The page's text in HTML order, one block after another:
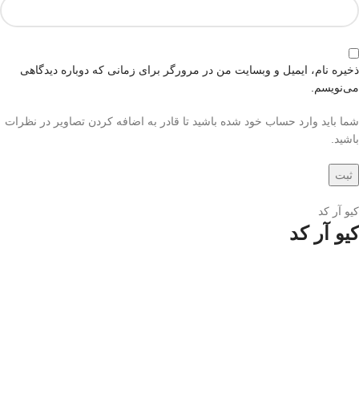
ذخیره نام، ایمیل و وبسایت من در مرورگر برای زمانی که دوباره دیدگاهی
می‌نویسم.
شما باید وارد حساب خود شده باشید تا قادر به اضافه کردن تصاویر در نظرات
باشید.
کیو آر کد
کیو آر کد